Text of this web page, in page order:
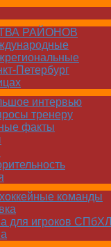
РАЙОНОВ
Петербург
интервью
тренеру
факты
команды
для игроков СПбХЛ